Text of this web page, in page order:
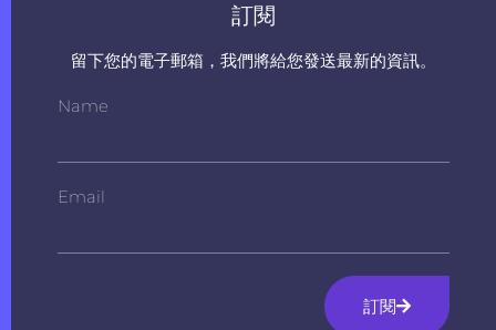
訂閱
留下您的電子郵箱，我們將給您發送最新的資訊。
Name
Email
訂閱